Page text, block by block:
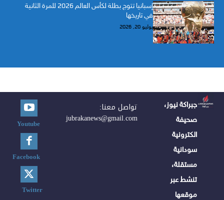
إسبانيا تتوج بطلة لكأس العالم 2026 للمرة الثانية
في تاريخها
يوليو 20, 2026
جبراكة نيوز،
صحيفة
الكترونية
سودانية
مستقلة،
تنشط عبر
موقعها
تواصل معنا:
jubrakanews@gmail.com
Youtube
Facebook
Twitter